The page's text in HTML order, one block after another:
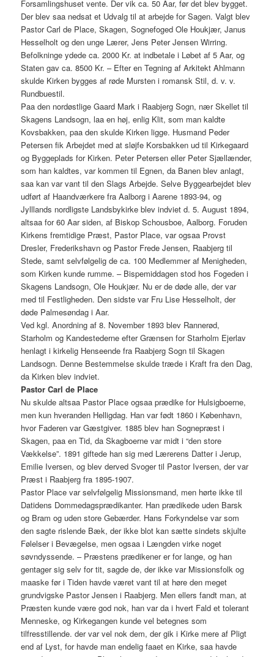
Forsamlingshuset vente. Der vik ca. 50 Aar, før det blev bygget.
Der blev saa nedsat et Udvalg til at arbejde for Sagen. Valgt blev
Pastor Carl de Place, Skagen, Sognefoged Ole Houkjær, Janus
Hesselholt og den unge Lærer, Jens Peter Jensen Wirring.
Befolkninge ydede ca. 2000 Kr. at indbetale i Løbet af 5 Aar, og
Staten gav ca. 8500 Kr. – Efter en Tegning af Arkitekt Ahlmann
skulde Kirken bygges af røde Mursten i romansk Stil, d. v. v.
Rundbuestil.
Paa den nordøstlige Gaard Mark i Raabjerg Sogn, nær Skellet til
Skagens Landsogn, laa en høj, enlig Klit, som man kaldte
Kovsbakken, paa den skulde Kirken ligge. Husmand Peder
Petersen fik Arbejdet med at sløjfe Korsbakken ud til Kirkegaard
og Byggeplads for Kirken. Peter Petersen eller Peter Sjællænder,
som han kaldtes, var kommen til Egnen, da Banen blev anlagt,
saa kan var vant til den Slags Arbejde. Selve Byggearbejdet blev
udført af Haandværkere fra Aalborg i Aarene 1893-94, og
Jylllands nordligste Landsbykirke blev indviet d. 5. August 1894,
altsaa for 60 Aar siden, af Biskop Schousboe, Aalborg. Foruden
Kirkens fremtidige Præst, Pastor Place, var ogsaa Provst
Dresler, Frederikshavn og Pastor Frede Jensen, Raabjerg til
Stede, samt selvfølgelig de ca. 100 Medlemmer af Menigheden,
som Kirken kunde rumme. – Bispemiddagen stod hos Fogeden i
Skagens Landsogn, Ole Houkjær. Nu er de døde alle, der var
med til Festligheden. Den sidste var Fru Lise Hesselholt, der
døde Palmesøndag i Aar.
Ved kgl. Anordning af 8. November 1893 blev Rannerød,
Starholm og Kandestederne efter Grænsen for Starholm Ejerlav
henlagt i kirkelig Henseende fra Raabjerg Sogn til Skagen
Landsogn. Denne Bestemmelse skulde træde i Kraft fra den Dag,
da Kirken blev indviet.
Pastor Carl de Place
Nu skulde altsaa Pastor Place ogsaa prædike for Hulsigboerne,
men kun hveranden Helligdag. Han var født 1860 i København,
hvor Faderen var Gæstgiver. 1885 blev han Sognepræst i
Skagen, paa en Tid, da Skagboerne var midt i “den store
Vækkelse”. 1891 giftede han sig med Lærerens Datter i Jerup,
Emilie Iversen, og blev derved Svoger til Pastor Iversen, der var
Præst i Raabjerg fra 1895-1907.
Pastor Place var selvfølgelig Missionsmand, men hørte ikke til
Datidens Dommedagsprædikanter. Han prædikede uden Barsk
og Bram og uden store Gebærder. Hans Forkyndelse var som
den sagte rislende Bæk, der ikke blot kan sætte sindets skjulte
Følelser i Bevægelse, men ogsaa i Længden virke noget
søvndyssende. – Præstens prædikener er for lange, og han
gentager sig selv for tit, sagde de, der ikke var Missionsfolk og
maaske før i Tiden havde været vant til at høre den meget
grundvigske Pastor Jensen i Raabjerg. Men ellers fandt man, at
Præsten kunde være god nok, han var da i hvert Fald et tolerant
Menneske, og Kirkegangen kunde vel betegnes som
tilfresstillende. der var vel nok dem, der gik i Kirke mere af Pligt
end af Lyst, for havde man endelig faaet en Kirke, saa havde